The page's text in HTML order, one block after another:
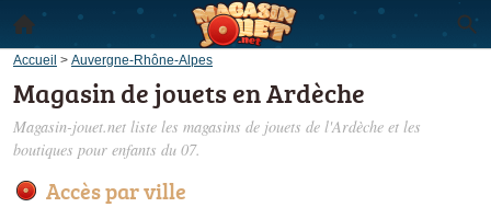
Accueil > Auvergne-Rhône-Alpes
Magasin de jouets en Ardèche
Magasin-jouet.net liste les magasins de jouets de l'Ardèche et les
boutiques pour enfants du 07.
Accès par ville